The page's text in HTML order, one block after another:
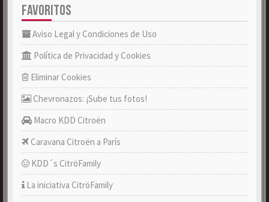
FAVORITOS
Aviso Legal y Condiciones de Uso
Política de Privacidad y Cookies
Eliminar Cookies
Chevronazos: ¡Sube tus fotos!
Macro KDD Citroën
Caravana Citroën a París
KDD´s CitröFamily
La iniciativa CitröFamily